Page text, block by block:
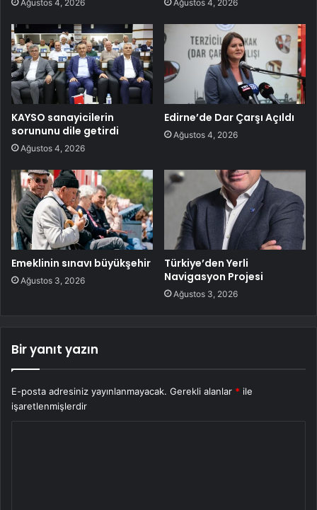
Ağustos 4, 2026 Ağustos 4, 2026
KAYSO sanayicilerin
sorununu dile getirdi
Ağustos 4, 2026
Edirne’de Dar Çarşı Açıldı
Ağustos 4, 2026
Emeklinin sınavı büyükşehir
Ağustos 3, 2026
Türkiye’den Yerli
Navigasyon Projesi
Ağustos 3, 2026
Bir yanıt yazın
E-posta adresiniz yayınlanmayacak. Gerekli alanlar * ile
işaretlenmişlerdir